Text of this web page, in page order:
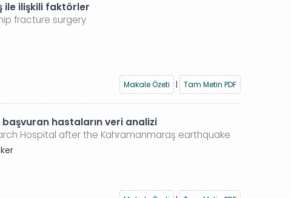
ile ilişkili faktörler
fracture surgery
Makale Özeti
| Tam Metin PDF
hastaların veri analizi
Hospital after the Kahramanmaraş earthquake